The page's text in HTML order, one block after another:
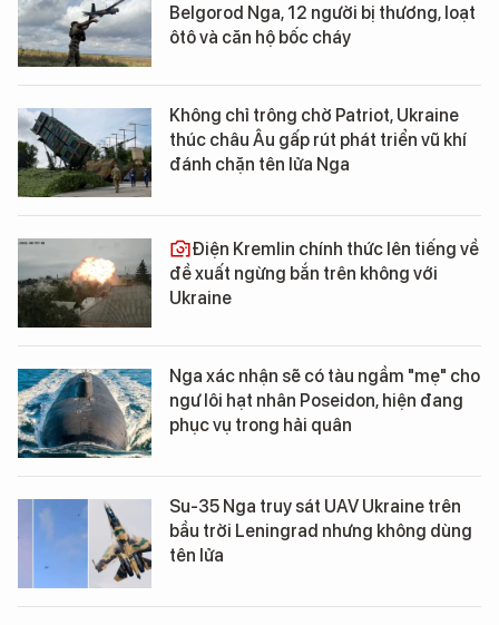
Belgorod Nga, 12 người bị thương, loạt
ôtô và căn hộ bốc cháy
Không chỉ trông chờ Patriot, Ukraine
thúc châu Âu gấp rút phát triển vũ khí
đánh chặn tên lửa Nga
Điện Kremlin chính thức lên tiếng về
đề xuất ngừng bắn trên không với
Ukraine
Nga xác nhận sẽ có tàu ngầm "mẹ" cho
ngư lôi hạt nhân Poseidon, hiện đang
phục vụ trong hải quân
Su-35 Nga truy sát UAV Ukraine trên
bầu trời Leningrad nhưng không dùng
tên lửa